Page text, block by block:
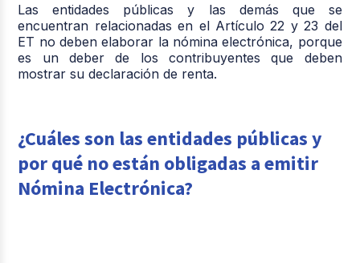
Las entidades públicas y las demás que se
encuentran relacionadas en el Artículo 22 y 23 del
ET no deben elaborar la nómina electrónica, porque
es un deber de los contribuyentes que deben
mostrar su declaración de renta.
¿Cuáles son las entidades públicas y
por qué no están obligadas a emitir
Nómina Electrónica?